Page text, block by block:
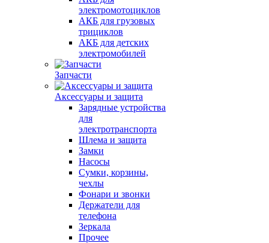
электромотоциклов
АКБ для грузовых
трициклов
АКБ для детских
электромобилей
Запчасти
Аксессуары и защита
Зарядные устройства
для
электротранспорта
Шлема и защита
Замки
Насосы
Сумки, корзины,
чехлы
Фонари и звонки
Держатели для
телефона
Зеркала
Прочее